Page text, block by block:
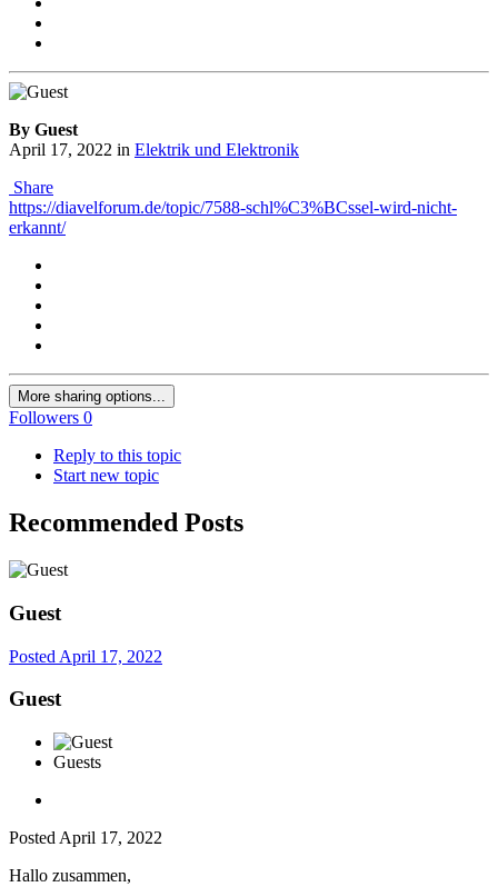
By Guest
April 17, 2022 in Elektrik und Elektronik
Share
https://diavelforum.de/topic/7588-schl%C3%BCssel-wird-nicht-
erkannt/
More sharing options...
Followers 0
Reply to this topic
Start new topic
Recommended Posts
Guest
Posted April 17, 2022
Guest
Guests
Posted April 17, 2022
Hallo zusammen,